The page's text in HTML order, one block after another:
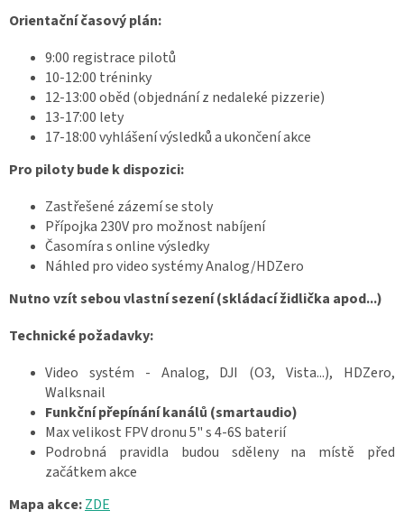
Orientační časový plán:
9:00 registrace pilotů
10-12:00 tréninky
12-13:00 oběd (objednání z nedaleké pizzerie)
13-17:00 lety
17-18:00 vyhlášení výsledků a ukončení akce
Pro piloty bude k dispozici:
Zastřešené zázemí se stoly
Přípojka 230V pro možnost nabíjení
Časomíra s online výsledky
Náhled pro video systémy Analog/HDZero
Nutno vzít sebou vlastní sezení (skládací židlička apod...)
Technické požadavky:
Video systém - Analog, DJI (O3, Vista...), HDZero,
Walksnail
Funkční přepínání kanálů (smartaudio)
Max velikost FPV dronu 5" s 4-6S baterií
Podrobná pravidla budou sděleny na místě před
začátkem akce
Mapa akce:ZDE